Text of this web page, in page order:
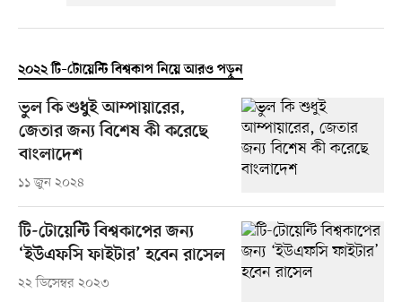
২০২২ টি–টোয়েন্টি বিশ্বকাপ নিয়ে আরও পড়ুন
ভুল কি শুধুই আম্পায়ারের,
জেতার জন্য বিশেষ কী করেছে
বাংলাদেশ
১১ জুন ২০২৪
টি-টোয়েন্টি বিশ্বকাপের জন্য
‘ইউএফসি ফাইটার’ হবেন রাসেল
২২ ডিসেম্বর ২০২৩